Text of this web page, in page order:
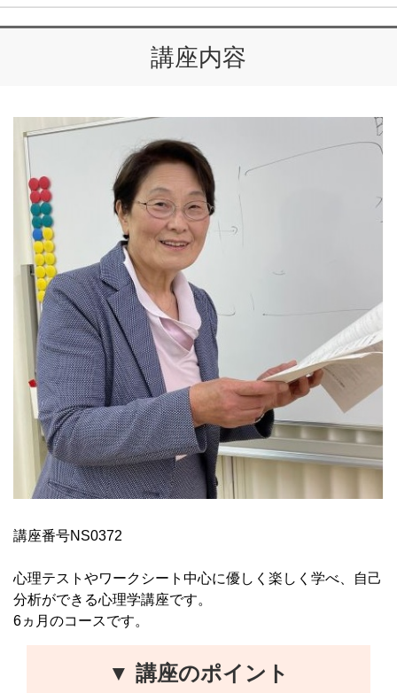
講座内容
講座番号NS0372
心理テストやワークシート中心に優しく楽しく学べ、自己
分析ができる心理学講座です。
6ヵ月のコースです。
▼ 講座のポイント